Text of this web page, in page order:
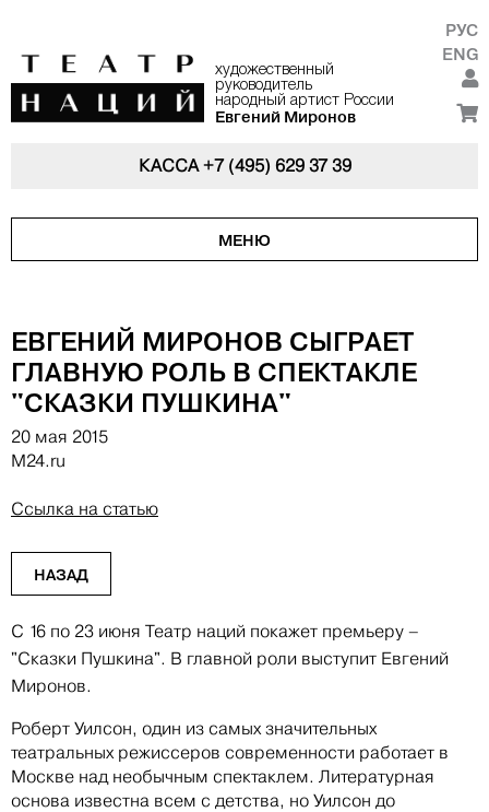
художественный
руководитель
народный артист России
Евгений Миронов
РУС
ENG
КАССА+7 (495) 629 37 39
МЕНЮ
ЕВГЕНИЙ МИРОНОВ СЫГРАЕТ
ГЛАВНУЮ РОЛЬ В СПЕКТАКЛЕ
"СКАЗКИ ПУШКИНА"
20 мая 2015
М24.ru
Ссылка на статью
НАЗАД
С 16 по 23 июня Театр наций покажет премьеру –
"Сказки Пушкина". В главной роли выступит Евгений
Миронов.
Роберт Уилсон, один из самых значительных
театральных режиссеров современности работает в
Москве над необычным спектаклем. Литературная
основа известна всем с детства, но Уилсон до